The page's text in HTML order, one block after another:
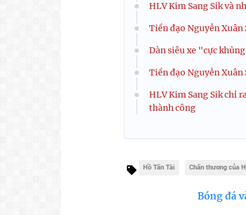
HLV Kim Sang Sik và
Tiền đạo Nguyễn Xuân
Dàn siêu xe "cực
Tiền đạo Nguyễn Xuân
HLV Kim Sang Sik chỉ
thành công
Hồ Tấn Tài Chấn thương của
Bóng đá